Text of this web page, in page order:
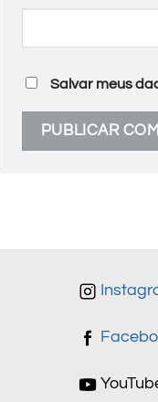
Salvar meus